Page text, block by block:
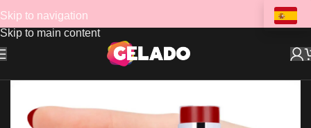
Skip to navigation
Skip to main content